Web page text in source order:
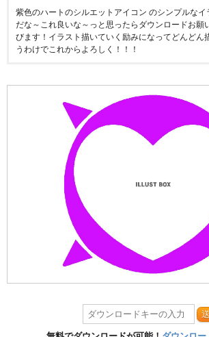
紫色のハートのシルエットアイコン のシンプルなイ
だな～これ良いな～っと思ったらダウンロードお願
びます！イラスト描いていく励みになってどんどん
うわけでこれからよろしく！！！